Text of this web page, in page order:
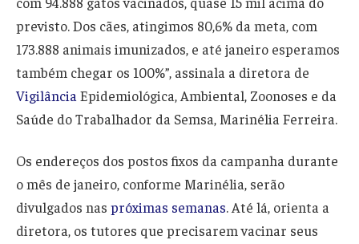
previsto. Dos cães, atingimos 80,6% da meta, com
173.888 animais imunizados, e até janeiro esperamos
também chegar os 100%”, assinala a diretora de
VigilânciaEpidemiológica, Ambiental, Zoonoses e da
Saúde do Trabalhador da Semsa, Marinélia Ferreira.
Os endereços dos postos fixos da campanha durante
o mês de janeiro, conforme Marinélia, serão
divulgados nas próximas semanas. Até lá, orienta a
diretora, os tutores que precisarem vacinar seus